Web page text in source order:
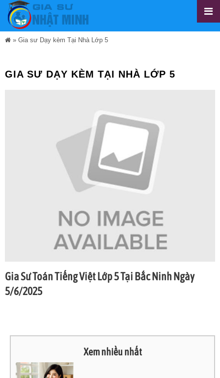
» Gia sư Dạy kèm Tại Nhà Lớp 5
GIA SƯ DẠY KÈM TẠI NHÀ LỚP 5
Gia Sư Toán Tiếng Việt Lớp 5 Tại Bắc Ninh Ngày
5/6/2025
Xem nhiều nhất